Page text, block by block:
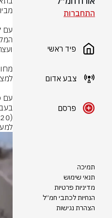
התחברות
פיד ראשי
צבע אדום
פרסם
תמיכה
תנאי שימוש
מדיניות פרטיות
הנחיות לכתבי חמ״ל
הצהרת נגישות